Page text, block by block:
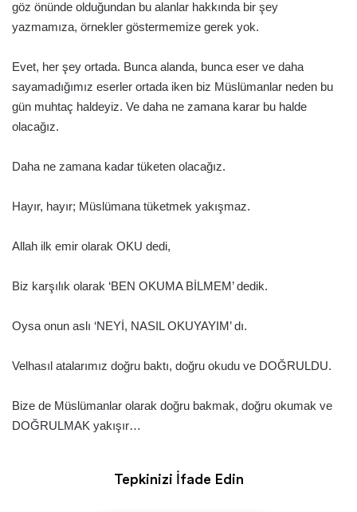
göz önünde olduğundan bu alanlar hakkında bir şey
yazmamıza, örnekler göstermemize gerek yok.
Evet, her şey ortada. Bunca alanda, bunca eser ve daha
sayamadığımız eserler ortada iken biz Müslümanlar neden bu
gün muhtaç haldeyiz. Ve daha ne zamana karar bu halde
olacağız.
Daha ne zamana kadar tüketen olacağız.
Hayır, hayır; Müslümana tüketmek yakışmaz.
Allah ilk emir olarak OKU dedi,
Biz karşılık olarak ‘BEN OKUMA BİLMEM’ dedik.
Oysa onun aslı ‘NEYİ, NASIL OKUYAYIM’ dı.
Velhasıl atalarımız doğru baktı, doğru okudu ve DOĞRULDU.
Bize de Müslümanlar olarak doğru bakmak, doğru okumak ve
DOĞRULMAK yakışır…
Tepkinizi İfade Edin